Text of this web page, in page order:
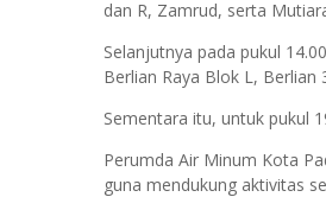
dan R, Zamrud, serta
Selanjutnya pada pukul
Berlian Raya Blok L,
Sementara itu, untuk pukul
Perumda Air Minum Kota
guna mendukung aktivitas